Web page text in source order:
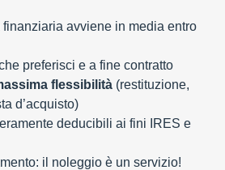
finanziaria avviene in media entro
preferisci e a fine contratto
flessibilità (restituzione,
d’acquisto)
deducibili ai fini IRES e
il noleggio è un servizio!